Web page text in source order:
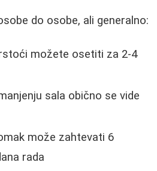
do osobe, ali generalno:
možete osetiti za 2-4
sala obično se vide
može zahtevati 6
rada